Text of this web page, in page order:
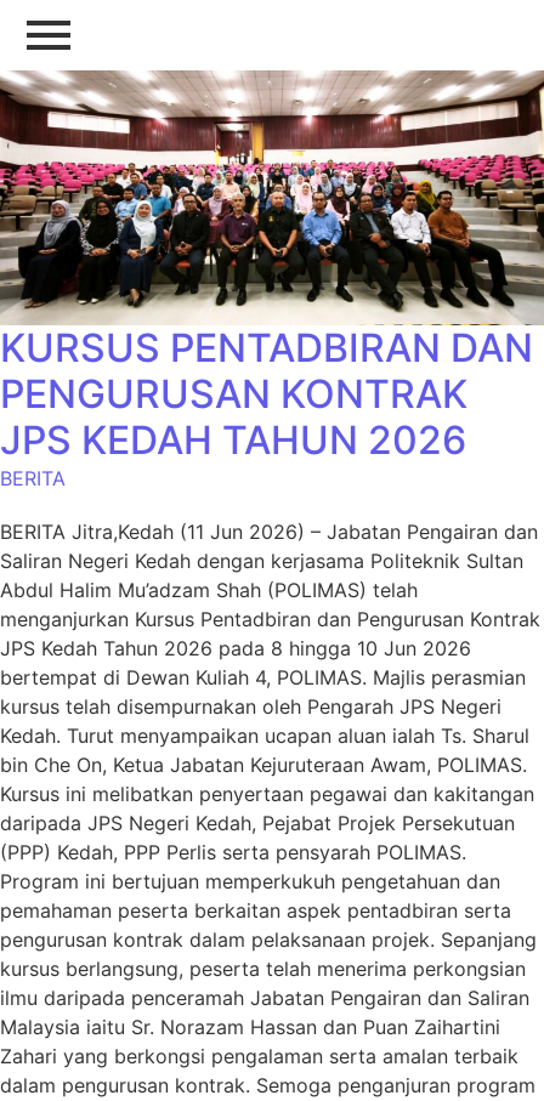
KURSUS PENTADBIRAN DAN
PENGURUSAN KONTRAK
JPS KEDAH TAHUN 2026
BERITA
BERITA Jitra,Kedah (11 Jun 2026) – Jabatan Pengairan dan
Saliran Negeri Kedah dengan kerjasama Politeknik Sultan
Abdul Halim Mu’adzam Shah (POLIMAS) telah
menganjurkan Kursus Pentadbiran dan Pengurusan Kontrak
JPS Kedah Tahun 2026 pada 8 hingga 10 Jun 2026
bertempat di Dewan Kuliah 4, POLIMAS. Majlis perasmian
kursus telah disempurnakan oleh Pengarah JPS Negeri
Kedah. Turut menyampaikan ucapan aluan ialah Ts. Sharul
bin Che On, Ketua Jabatan Kejuruteraan Awam, POLIMAS.
Kursus ini melibatkan penyertaan pegawai dan kakitangan
daripada JPS Negeri Kedah, Pejabat Projek Persekutuan
(PPP) Kedah, PPP Perlis serta pensyarah POLIMAS.
Program ini bertujuan memperkukuh pengetahuan dan
pemahaman peserta berkaitan aspek pentadbiran serta
pengurusan kontrak dalam pelaksanaan projek. Sepanjang
kursus berlangsung, peserta telah menerima perkongsian
ilmu daripada penceramah Jabatan Pengairan dan Saliran
Malaysia iaitu Sr. Norazam Hassan dan Puan Zaihartini
Zahari yang berkongsi pengalaman serta amalan terbaik
dalam pengurusan kontrak. Semoga penganjuran program